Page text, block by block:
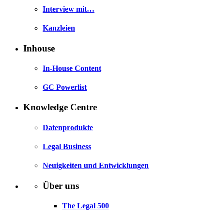
Interview mit…
Kanzleien
Inhouse
In-House Content
GC Powerlist
Knowledge Centre
Datenprodukte
Legal Business
Neuigkeiten und Entwicklungen
Über uns
The Legal 500